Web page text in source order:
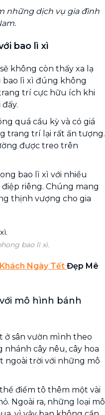
những dịch vụ gia đình
bao lì xì
không còn thấy xa lạ
lì xì đúng không
trí cực hữu ích khi
quá cầu kỳ và có giá
trang trí lại rất ấn tượng.
được treo trên
bao lì xì với nhiều
riêng. Chúng mang
thịnh vượng cho gia
bao lì xì.
Ngày Tết Đẹp Mê
mô hình bánh
sân vườn mình theo
cây nêu, cây hoa
ngoài trời với những mô
điểm tô thêm một vài
Ngoài ra, những loại mô